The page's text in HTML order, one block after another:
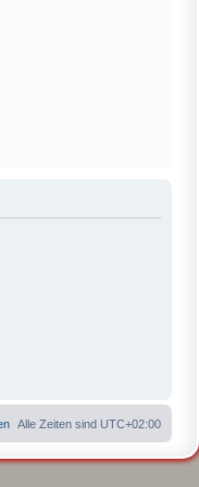
Alle Zeiten sind UTC+02:00